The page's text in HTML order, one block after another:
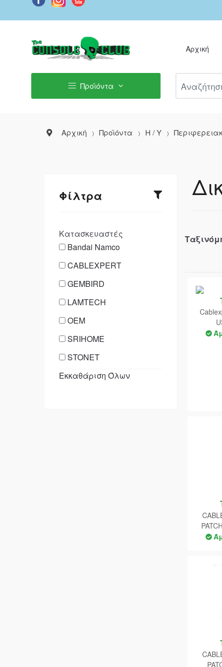
Αρχική
Προϊόντα
Αρχική Προϊόντα Η / Υ
Φίλτρα
Κατασκευαστές
Bandai Namco
CABLEXPERT
GEMBIRD
LAMTECH
OEM
SRIHOME
STONET
TENDA
Εκκαθάριση Όλων